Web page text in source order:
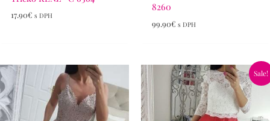
17.90€ s DPH
8260
99.90€ s DPH
Sale!
Pôvodná
cena
bola:
65.90€.
Aktuálna
cena
je:
46.90€.